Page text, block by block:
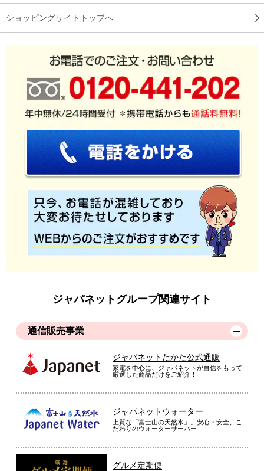
ショッピングサイトトップへ
ジャパネットグループ関連サイト
通信販売事業
ジャパネットたかた公式通販
家電を中心に、ジャパネットが自信をもって
厳選した商品だけをご紹介！
ジャパネットウォーター
上質な「富士山の天然水」。安心・安全、こ
だわりのウォーターサーバー
グルメ定期便